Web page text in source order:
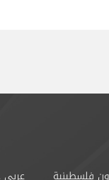
فلسطينية